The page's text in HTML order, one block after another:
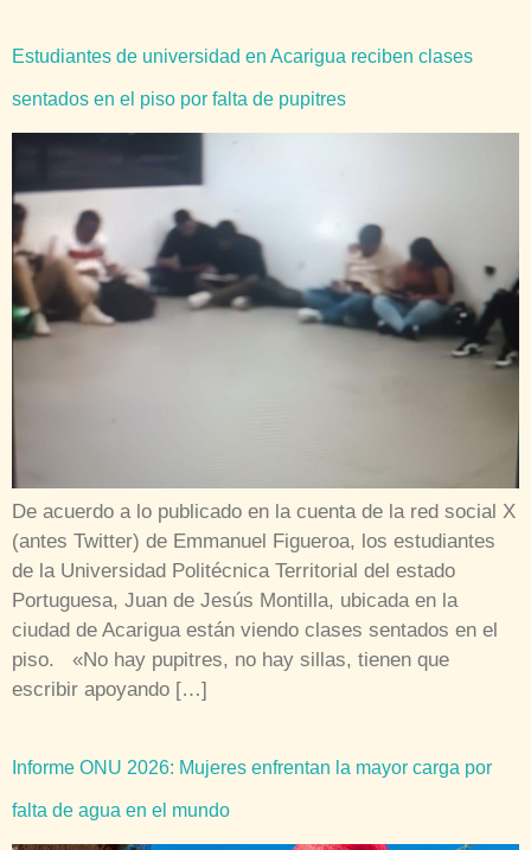
Estudiantes de universidad en Acarigua reciben clases
sentados en el piso por falta de pupitres
De acuerdo a lo publicado en la cuenta de la red social X
(antes Twitter) de Emmanuel Figueroa, los estudiantes
de la Universidad Politécnica Territorial del estado
Portuguesa, Juan de Jesús Montilla, ubicada en la
ciudad de Acarigua están viendo clases sentados en el
piso. «No hay pupitres, no hay sillas, tienen que
escribir apoyando […]
Informe ONU 2026: Mujeres enfrentan la mayor carga por
falta de agua en el mundo